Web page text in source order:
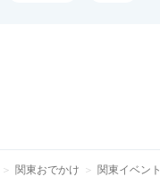
関東おでかけ 関東イベント